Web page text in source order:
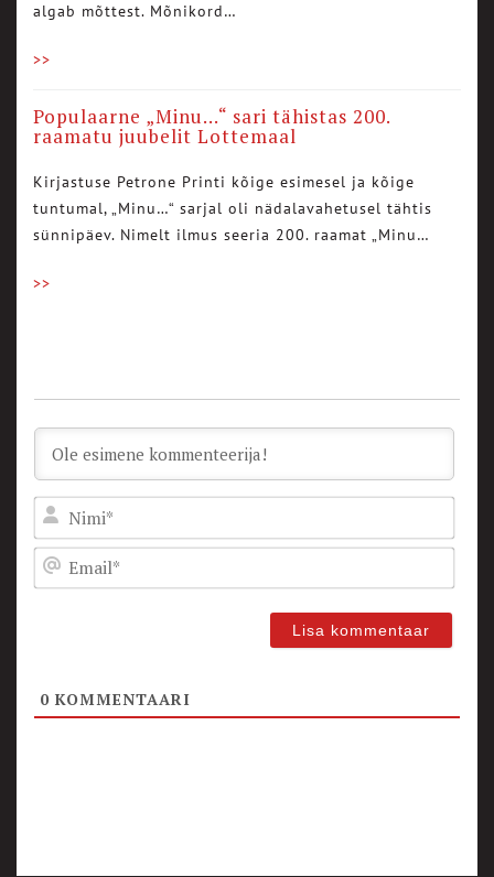
algab mõttest. Mõnikord…
>>
Populaarne „Minu…“ sari tähistas 200.
raamatu juubelit Lottemaal
Kirjastuse Petrone Printi kõige esimesel ja kõige
tuntumal, „Minu…“ sarjal oli nädalavahetusel tähtis
sünnipäev. Nimelt ilmus seeria 200. raamat „Minu…
>>
0 KOMMENTAARI